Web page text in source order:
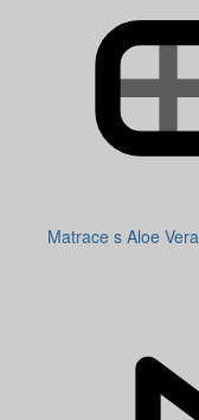
Matrace s Aloe Vera